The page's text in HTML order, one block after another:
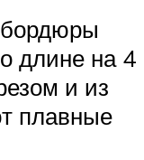
длине на 4
и из
плавные